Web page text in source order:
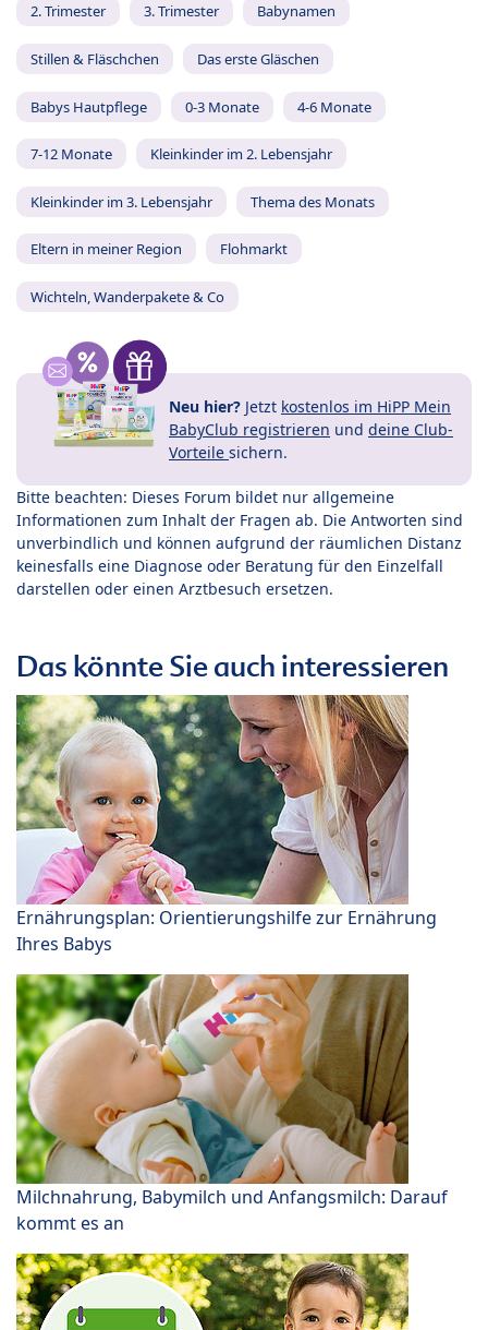
2. Trimester 3. Trimester Babynamen
Stillen & Fläschchen Das erste Gläschen
Babys Hautpflege 0-3 Monate 4-6 Monate
7-12 Monate Kleinkinder im 2. Lebensjahr
Kleinkinder im 3. Lebensjahr Thema des Monats
Eltern in meiner Region Flohmarkt
Wichteln, Wanderpakete & Co
Neu hier? Jetzt kostenlos im HiPP Mein
BabyClub registrieren und deine Club-
Vorteile sichern.
Bitte beachten: Dieses Forum bildet nur allgemeine
Informationen zum Inhalt der Fragen ab. Die Antworten sind
unverbindlich und können aufgrund der räumlichen Distanz
keinesfalls eine Diagnose oder Beratung für den Einzelfall
darstellen oder einen Arztbesuch ersetzen.
Das könnte Sie auch interessieren
Ernährungsplan: Orientierungshilfe zur Ernährung
Ihres Babys
Milchnahrung, Babymilch und Anfangsmilch: Darauf
kommt es an